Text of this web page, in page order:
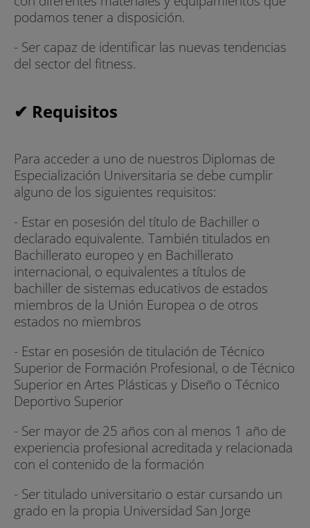
podamos tener a disposición.
- Ser capaz de identificar las nuevas tendencias
del sector del fitness.
✔ Requisitos
Para acceder a uno de nuestros Diplomas de
Especialización Universitaria se debe cumplir
alguno de los siguientes requisitos:
- Estar en posesión del título de Bachiller o
declarado equivalente. También titulados en
Bachillerato europeo y en Bachillerato
internacional, o equivalentes a títulos de
bachiller de sistemas educativos de estados
miembros de la Unión Europea o de otros
estados no miembros
- Estar en posesión de titulación de Técnico
Superior de Formación Profesional, o de Técnico
Superior en Artes Plásticas y Diseño o Técnico
Deportivo Superior
- Ser mayor de 25 años con al menos 1 año de
experiencia profesional acreditada y relacionada
con el contenido de la formación
- Ser titulado universitario o estar cursando un
grado en la propia Universidad San Jorge